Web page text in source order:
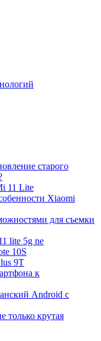
старого
11 Lite
Xiaomi
для съемки
lite 5g ne
10S
9T
к
Android с
только крутая